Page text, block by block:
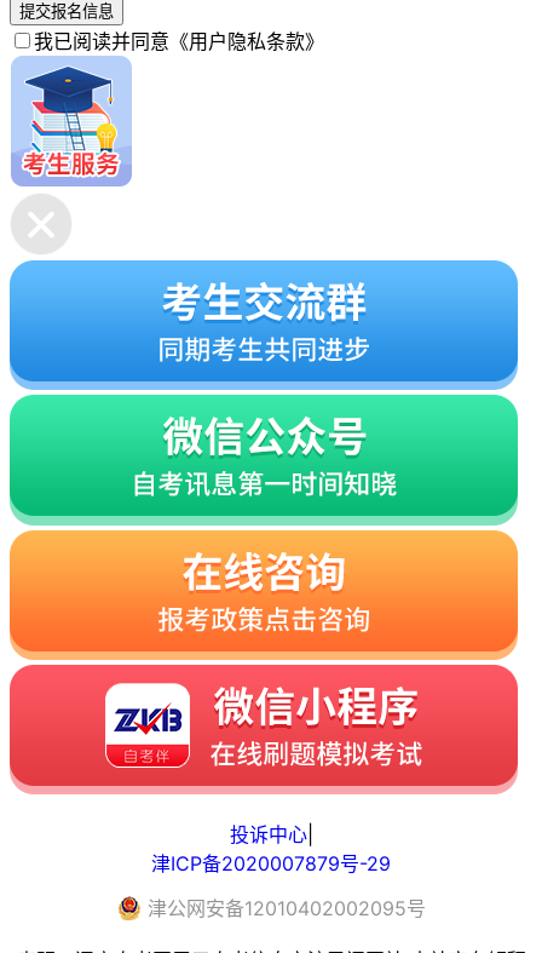
提交报名信息
我已阅读并同意 《用户隐私条款》
投诉中心|
津ICP备2020007879号-29
津公网安备12010402002095号